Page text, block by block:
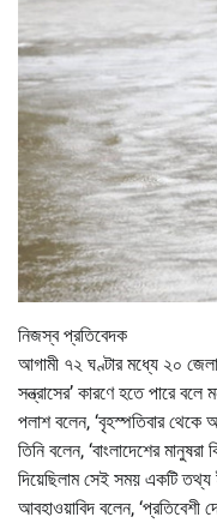
নিজস্ব প্রতিবেদক
আগামী ৭২ ঘণ্টার মধ্যে ২০
সন্ত্রাসের’ কারণে হতে পারে
পলাশ বলেন, ‘বৃহস্পতিবার
তিনি বলেন, ‘বাংলাদেশের
দিয়েছিলাম সেই সময় একটি তথ্য
আবহাওয়াবিদ বলেন, ‘প্রতিবেশী